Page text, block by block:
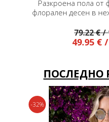
Разкроена пола от
флорален десен в
79.22 € /
49.95 €
ПОСЛЕДНО
-32%